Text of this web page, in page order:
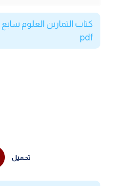
pdf
تحميل